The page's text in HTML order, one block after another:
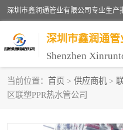
深圳市鑫润通管
当前位置： 首页 > 供应商机 >
区联塑PPR热水管公司
HDPE管材给水管